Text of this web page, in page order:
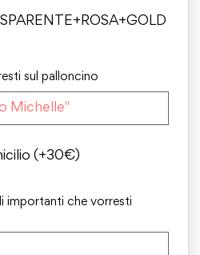
sul palloncino
(+30€)
importanti che vorresti